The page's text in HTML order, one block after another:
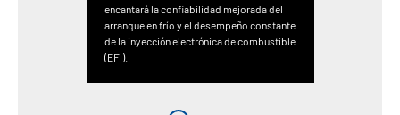
encantará la confiabilidad mejorada del
arranque en frío y el desempeño constante
de la inyección electrónica de combustible
(EFI).